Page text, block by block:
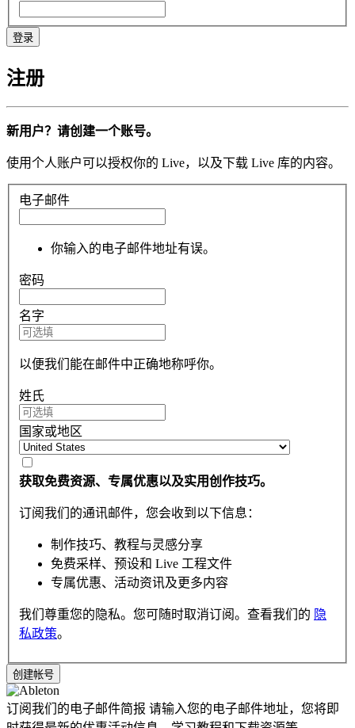
注册
新用户？请创建一个账号。
使用个人账户可以授权你的 Live，以及下载 Live 库的内容。
电子邮件
你输入的电子邮件地址有误。
密码
名字
以便我们能在邮件中正确地称呼你。
姓氏
国家或地区
获取免费资源、专属优惠以及实用创作技巧。
订阅我们的通讯邮件，您会收到以下信息：
制作技巧、教程与灵感分享
免费采样、预设和 Live 工程文件
专属优惠、活动资讯及更多内容
我们尊重您的隐私。您可随时取消订阅。查看我们的 隐
私政策。
订阅我们的电子邮件简报 请输入您的电子邮件地址，您将即